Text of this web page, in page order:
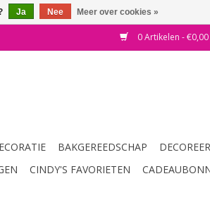
0 Artikelen - €0,00
BAKGEREEDSCHAP
CINDY'S FAVORIETEN
Ja Nee Meer over cookies »